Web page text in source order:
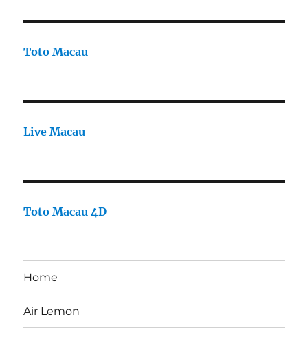
Toto Macau
Live Macau
Toto Macau 4D
Home
Air Lemon